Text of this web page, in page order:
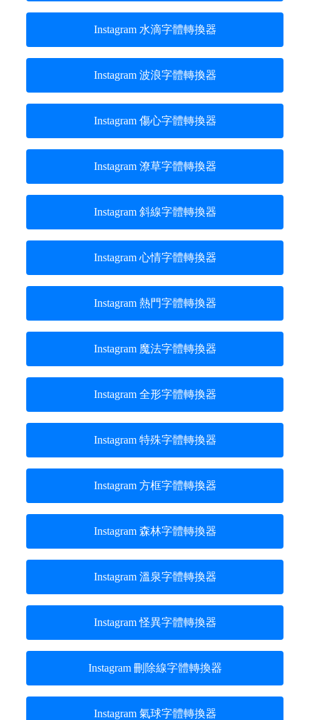
Instagram 水滴字體轉換器
Instagram 波浪字體轉換器
Instagram 傷心字體轉換器
Instagram 潦草字體轉換器
Instagram 斜線字體轉換器
Instagram 心情字體轉換器
Instagram 熱門字體轉換器
Instagram 魔法字體轉換器
Instagram 全形字體轉換器
Instagram 特殊字體轉換器
Instagram 方框字體轉換器
Instagram 森林字體轉換器
Instagram 溫泉字體轉換器
Instagram 怪異字體轉換器
Instagram 刪除線字體轉換器
Instagram 氣球字體轉換器